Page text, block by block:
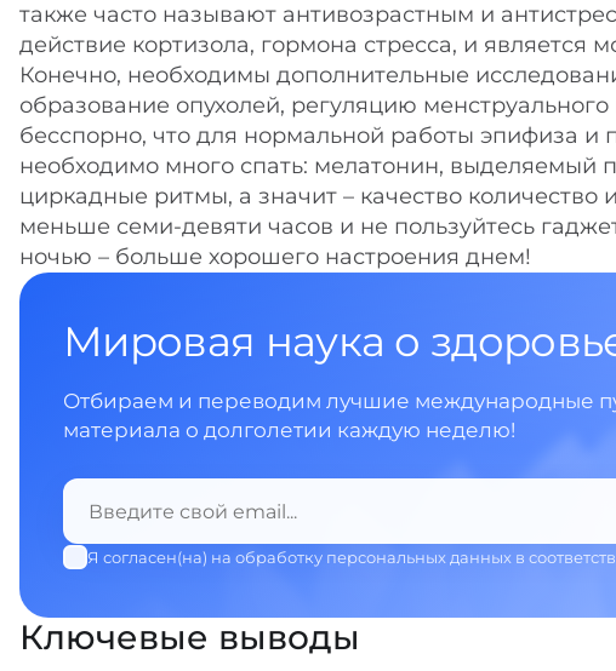
также часто называют антивозрастным и
действие кортизола, гормона стресса, и является
Конечно, необходимы дополнительные
образование опухолей, регуляцию
бесспорно, что для нормальной работы эпифиза
необходимо много спать: мелатонин, выделяемый
циркадные ритмы, а значит – качество количество
меньше семи-девяти часов и не пользуйтесь
ночью – больше хорошего настроения днем!
Мировая наука о
Отбираем и переводим лучшие международные
материала о долголетии каждую неделю!
Я согласен(на) на обработку персональных данных в
Ключевые выводы